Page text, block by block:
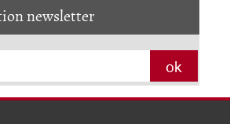
newsletter